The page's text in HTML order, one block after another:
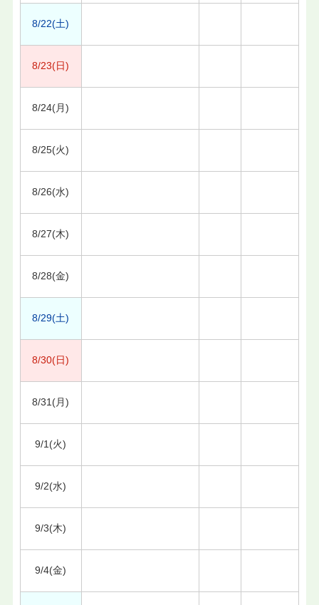
8/22(土)
8/23(日)
8/24(月)
8/25(火)
8/26(水)
8/27(木)
8/28(金)
8/29(土)
8/30(日)
8/31(月)
9/1(火)
9/2(水)
9/3(木)
9/4(金)